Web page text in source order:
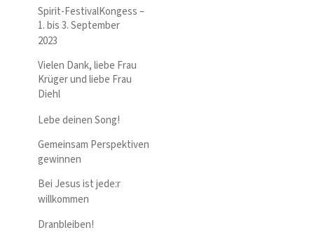
Spirit-FestivalKongess –
1. bis 3. September
2023
Vielen Dank, liebe Frau
Krüger und liebe Frau
Diehl
Lebe deinen Song!
Gemeinsam Perspektiven
gewinnen
Bei Jesus ist jede:r
willkommen
Dranbleiben!